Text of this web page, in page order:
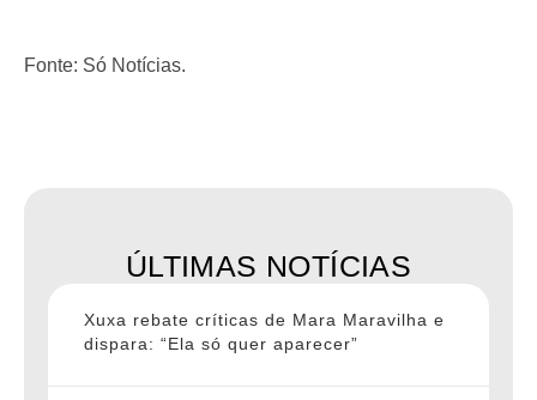
Fonte: Só Notícias.
ÚLTIMAS NOTÍCIAS
Xuxa rebate críticas de Mara Maravilha e
dispara: “Ela só quer aparecer”